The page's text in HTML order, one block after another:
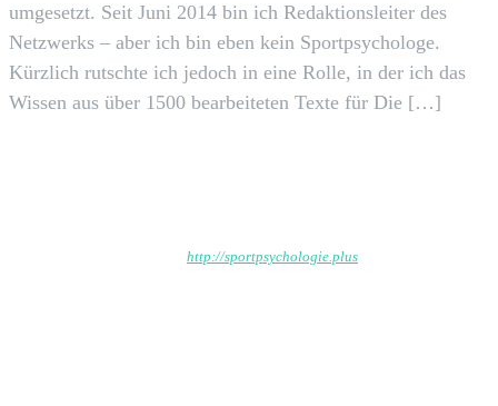
umgesetzt. Seit Juni 2014 bin ich Redaktionsleiter des
Netzwerks – aber ich bin eben kein Sportpsychologe.
Kürzlich rutschte ich jedoch in eine Rolle, in der ich das
Wissen aus über 1500 bearbeiteten Texte für Die […]
http://sportpsychologie.plus